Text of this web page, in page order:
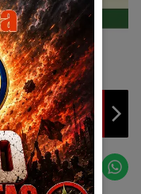
prakiraan cuaca